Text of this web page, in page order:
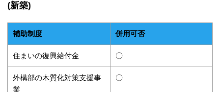
(新築)
補助制度 併用可否
住まいの復興給付金 〇
外構部の木質化対策支援事
業
〇